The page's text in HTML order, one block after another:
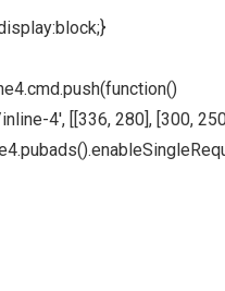
4', [[336, 280], [300,